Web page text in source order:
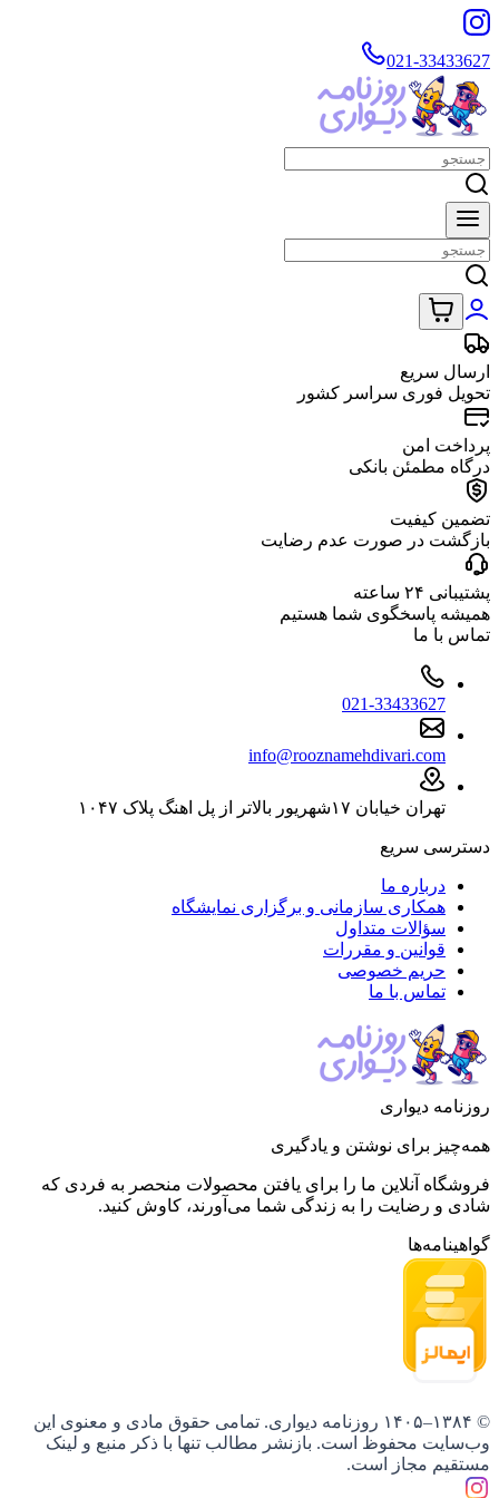
021-33433627
ارسال سریع
تحویل فوری سراسر کشور
پرداخت امن
درگاه مطمئن بانکی
تضمین کیفیت
بازگشت در صورت عدم رضایت
پشتیبانی ۲۴ ساعته
همیشه پاسخگوی شما هستیم
تماس با ما
021-33433627
info@rooznamehdivari.com
تهران خیابان ۱۷شهریور بالاتر از پل اهنگ پلاک ۱۰۴۷
دسترسی سریع
درباره ما
همکاری سازمانی و برگزاری نمایشگاه
سؤالات متداول
قوانین و مقررات
حریم خصوصی
تماس با ما
روزنامه دیواری
همه‌چیز برای نوشتن و یادگیری
فروشگاه آنلاین ما را برای یافتن محصولات منحصر به فردی که
شادی و رضایت را به زندگی شما می‌آورند، کاوش کنید.
گواهینامه‌ها
© ۱۳۸۴–۱۴۰۵ روزنامه دیواری. تمامی حقوق مادی و معنوی این
وب‌سایت محفوظ است. بازنشر مطالب تنها با ذکر منبع و لینک
مستقیم مجاز است.